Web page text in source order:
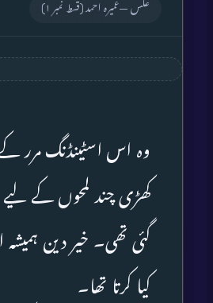
عکس —عمیرہ احمد (قسط نمبر ۱)
وہ اس اسٹینڈنگ مرر
کھڑی چند لمحوں کے لیے
گئی تھی۔ خیر دین
کیا کرتا تھا۔